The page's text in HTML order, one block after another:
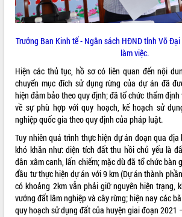
VIDEO
Không có file video nào để phát.
ALBUM ẢNH
Trưởng Ban Kinh tế - Ngân sách HĐND tỉnh Võ
làm việc.
Hiện các thủ tục, hồ sơ có liên quan đến nội
chuyển mục đích sử dụng rừng của dự án đã
hiện đảm bảo theo quy định; đã tổ chức thẩm định
về sự phù hợp với quy hoạch, kế hoạch sử
nghiệp quốc gia theo quy định của pháp luật.
Tuy nhiên quá trình thực hiện dự án đoạn qua
khó khăn như: diện tích đất thu hồi chủ yếu là
dân xâm canh, lấn chiếm; mặc dù đã tổ chức bàn
đầu tư thực hiện dự án với 9 km (Dự án thành
có khoảng 2km vẫn phải giữ nguyên hiện trạng,
vướng đất lâm nghiệp và cây rừng; hiện nay các
quy hoạch sử dụng đất của huyện giai đoạn 2021